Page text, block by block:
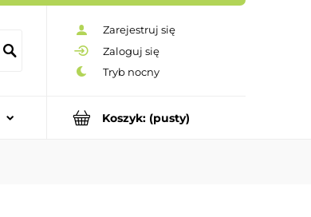
Zarejestruj się
Zaloguj się
Koszyk: (pusty)